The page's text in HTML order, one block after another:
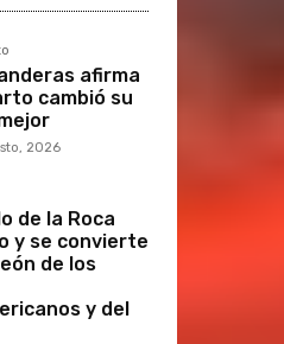
afirma
cambió su
2026
de la Roca
y se convierte
de los
y del